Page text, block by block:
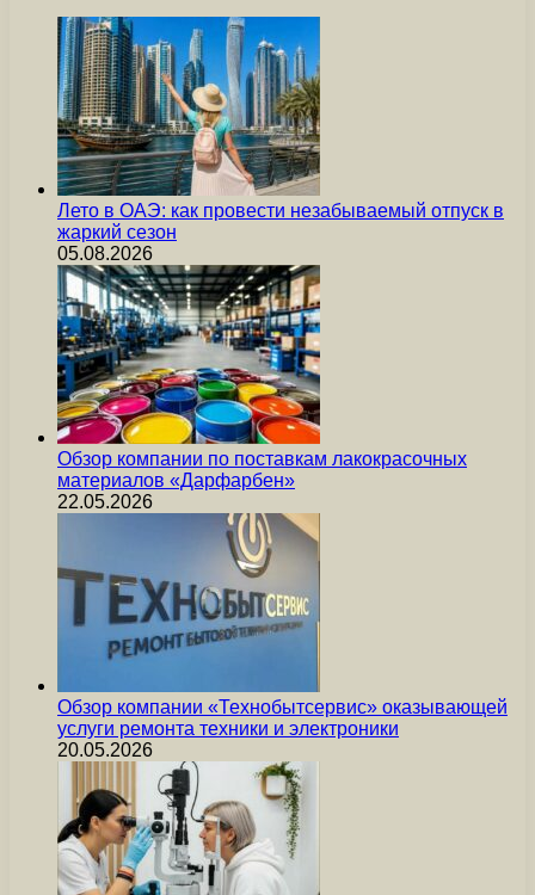
Лето в ОАЭ: как провести незабываемый отпуск в
жаркий сезон
05.08.2026
Обзор компании по поставкам лакокрасочных
материалов «Дарфарбен»
22.05.2026
Обзор компании «Технобытсервис» оказывающей
услуги ремонта техники и электроники
20.05.2026